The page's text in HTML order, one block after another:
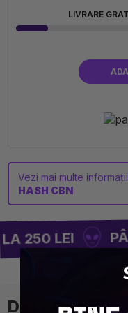
LIVRARE
Vezi mai multe
HASH CBN
250 LEI
DIN ACEAȘI